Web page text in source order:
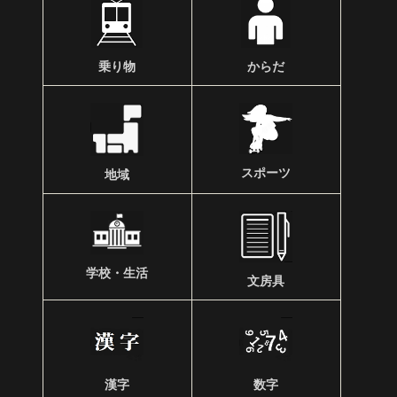
乗り物 からだ
地域 スポーツ
学校・生活
文房具
漢字 数字